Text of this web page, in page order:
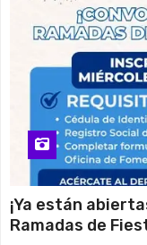
¡Ya están
Ramadas de